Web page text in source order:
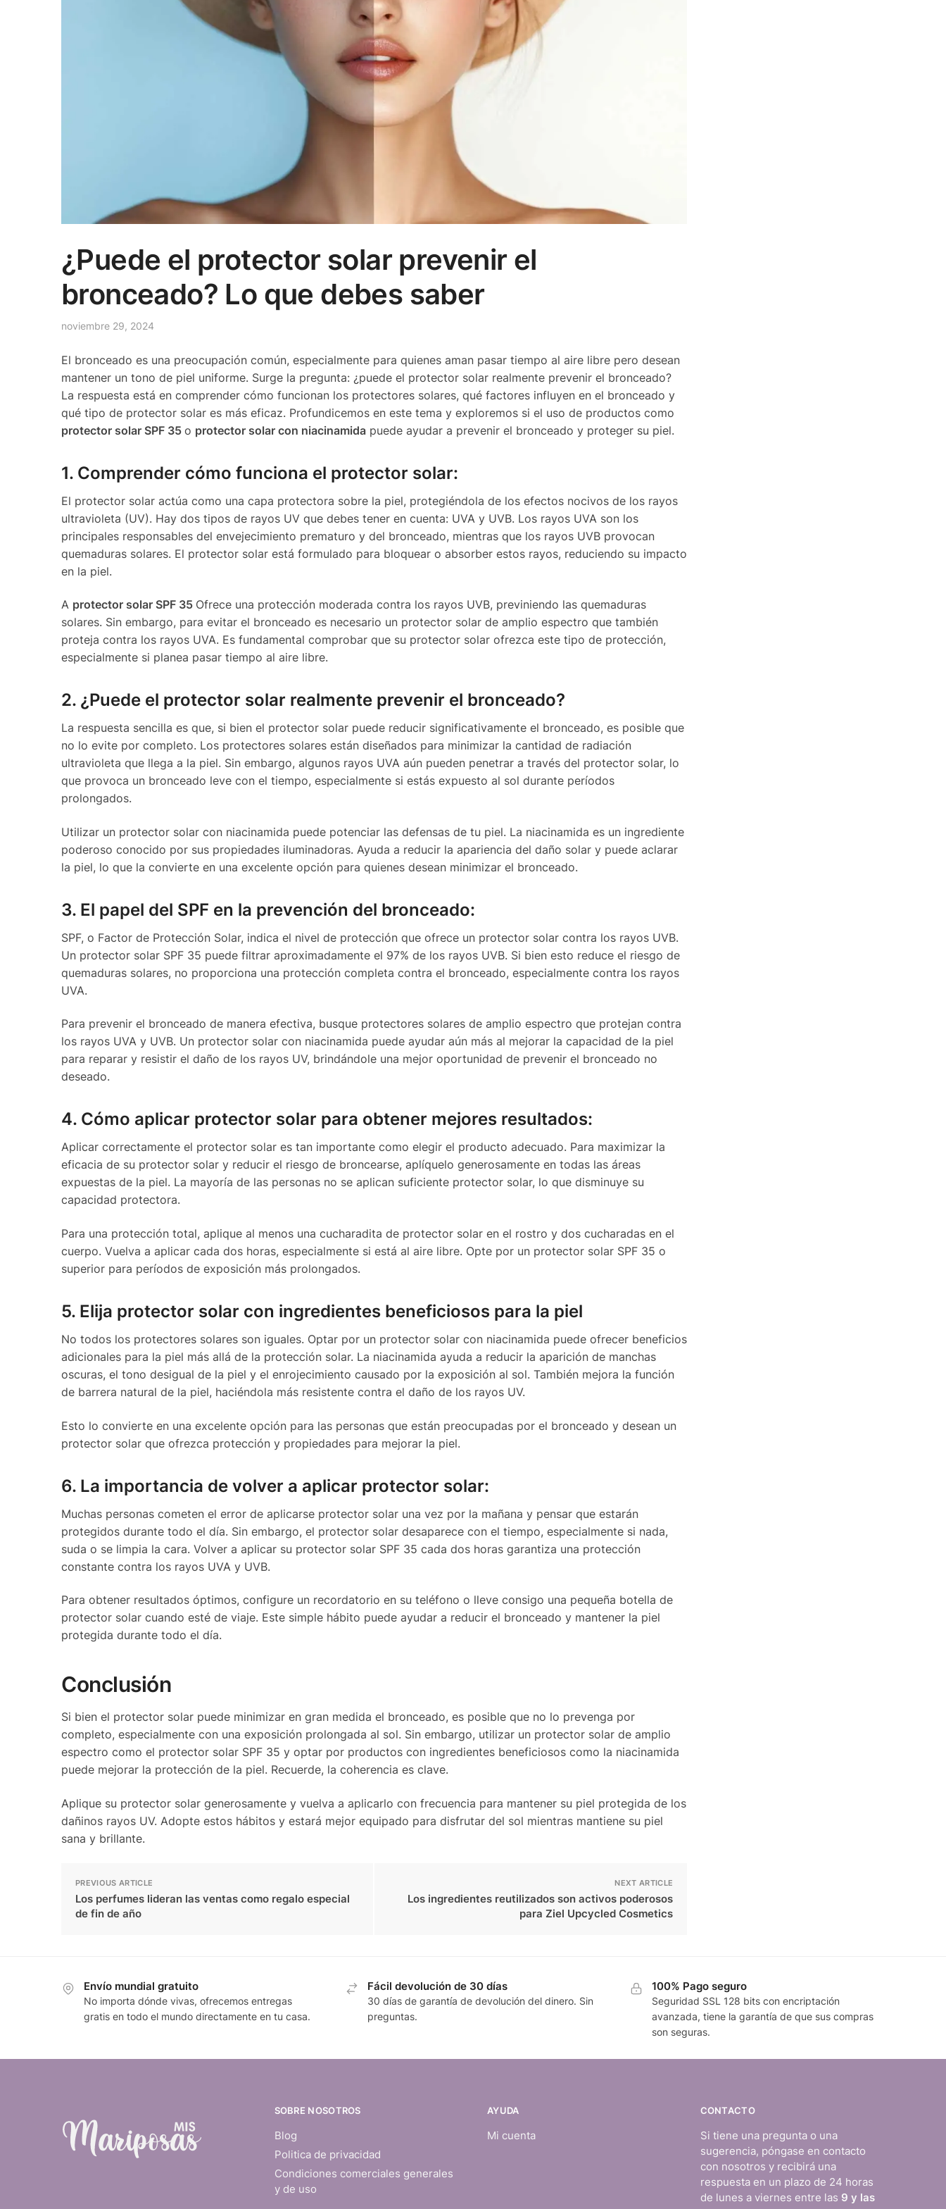
¿Puede el protector solar prevenir el
bronceado? Lo que debes saber
noviembre 29, 2024
El bronceado es una preocupación común, especialmente para quienes aman pasar tiempo al aire libre pero desean
mantener un tono de piel uniforme. Surge la pregunta: ¿puede el protector solar realmente prevenir el bronceado?
La respuesta está en comprender cómo funcionan los protectores solares, qué factores influyen en el bronceado y
qué tipo de protector solar es más eficaz. Profundicemos en este tema y exploremos si el uso de productos como
protector solar SPF 35 o protector solar con niacinamida puede ayudar a prevenir el bronceado y proteger su piel.
1. Comprender cómo funciona el protector solar:
El protector solar actúa como una capa protectora sobre la piel, protegiéndola de los efectos nocivos de los rayos
ultravioleta (UV). Hay dos tipos de rayos UV que debes tener en cuenta: UVA y UVB. Los rayos UVA son los
principales responsables del envejecimiento prematuro y del bronceado, mientras que los rayos UVB provocan
quemaduras solares. El protector solar está formulado para bloquear o absorber estos rayos, reduciendo su impacto
en la piel.
A protector solar SPF 35 Ofrece una protección moderada contra los rayos UVB, previniendo las quemaduras
solares. Sin embargo, para evitar el bronceado es necesario un protector solar de amplio espectro que también
proteja contra los rayos UVA. Es fundamental comprobar que su protector solar ofrezca este tipo de protección,
especialmente si planea pasar tiempo al aire libre.
2. ¿Puede el protector solar realmente prevenir el bronceado?
La respuesta sencilla es que, si bien el protector solar puede reducir significativamente el bronceado, es posible que
no lo evite por completo. Los protectores solares están diseñados para minimizar la cantidad de radiación
ultravioleta que llega a la piel. Sin embargo, algunos rayos UVA aún pueden penetrar a través del protector solar, lo
que provoca un bronceado leve con el tiempo, especialmente si estás expuesto al sol durante períodos
prolongados.
Utilizar un protector solar con niacinamida puede potenciar las defensas de tu piel. La niacinamida es un ingrediente
poderoso conocido por sus propiedades iluminadoras. Ayuda a reducir la apariencia del daño solar y puede aclarar
la piel, lo que la convierte en una excelente opción para quienes desean minimizar el bronceado.
3. El papel del SPF en la prevención del bronceado:
SPF, o Factor de Protección Solar, indica el nivel de protección que ofrece un protector solar contra los rayos UVB.
Un protector solar SPF 35 puede filtrar aproximadamente el 97% de los rayos UVB. Si bien esto reduce el riesgo de
quemaduras solares, no proporciona una protección completa contra el bronceado, especialmente contra los rayos
UVA.
Para prevenir el bronceado de manera efectiva, busque protectores solares de amplio espectro que protejan contra
los rayos UVA y UVB. Un protector solar con niacinamida puede ayudar aún más al mejorar la capacidad de la piel
para reparar y resistir el daño de los rayos UV, brindándole una mejor oportunidad de prevenir el bronceado no
deseado.
4. Cómo aplicar protector solar para obtener mejores resultados:
Aplicar correctamente el protector solar es tan importante como elegir el producto adecuado. Para maximizar la
eficacia de su protector solar y reducir el riesgo de broncearse, aplíquelo generosamente en todas las áreas
expuestas de la piel. La mayoría de las personas no se aplican suficiente protector solar, lo que disminuye su
capacidad protectora.
Para una protección total, aplique al menos una cucharadita de protector solar en el rostro y dos cucharadas en el
cuerpo. Vuelva a aplicar cada dos horas, especialmente si está al aire libre. Opte por un protector solar SPF 35 o
superior para períodos de exposición más prolongados.
5. Elija protector solar con ingredientes beneficiosos para la piel
No todos los protectores solares son iguales. Optar por un protector solar con niacinamida puede ofrecer beneficios
adicionales para la piel más allá de la protección solar. La niacinamida ayuda a reducir la aparición de manchas
oscuras, el tono desigual de la piel y el enrojecimiento causado por la exposición al sol. También mejora la función
de barrera natural de la piel, haciéndola más resistente contra el daño de los rayos UV.
Esto lo convierte en una excelente opción para las personas que están preocupadas por el bronceado y desean un
protector solar que ofrezca protección y propiedades para mejorar la piel.
6. La importancia de volver a aplicar protector solar:
Muchas personas cometen el error de aplicarse protector solar una vez por la mañana y pensar que estarán
protegidos durante todo el día. Sin embargo, el protector solar desaparece con el tiempo, especialmente si nada,
suda o se limpia la cara. Volver a aplicar su protector solar SPF 35 cada dos horas garantiza una protección
constante contra los rayos UVA y UVB.
Para obtener resultados óptimos, configure un recordatorio en su teléfono o lleve consigo una pequeña botella de
protector solar cuando esté de viaje. Este simple hábito puede ayudar a reducir el bronceado y mantener la piel
protegida durante todo el día.
Conclusión
Si bien el protector solar puede minimizar en gran medida el bronceado, es posible que no lo prevenga por
completo, especialmente con una exposición prolongada al sol. Sin embargo, utilizar un protector solar de amplio
espectro como el protector solar SPF 35 y optar por productos con ingredientes beneficiosos como la niacinamida
puede mejorar la protección de la piel. Recuerde, la coherencia es clave.
Aplique su protector solar generosamente y vuelva a aplicarlo con frecuencia para mantener su piel protegida de los
dañinos rayos UV. Adopte estos hábitos y estará mejor equipado para disfrutar del sol mientras mantiene su piel
sana y brillante.
PREVIOUS ARTICLE
Los perfumes lideran las ventas como regalo especial
de fin de año
NEXT ARTICLE
Los ingredientes reutilizados son activos poderosos
para Ziel Upcycled Cosmetics
Envío mundial gratuito
No importa dónde vivas, ofrecemos entregas
gratis en todo el mundo directamente en tu casa.
Fácil devolución de 30 días
30 días de garantía de devolución del dinero. Sin
preguntas.
100% Pago seguro
Seguridad SSL 128 bits con encriptación
avanzada, tiene la garantía de que sus compras
son seguras.
SOBRE NOSOTROS
Blog
Politica de privacidad
Condiciones comerciales generales
y de uso
AYUDA
Mi cuenta
CONTACTO
Si tiene una pregunta o una
sugerencia, póngase en contacto
con nosotros y recibirá una
respuesta en un plazo de 24 horas
de lunes a viernes entre las 9 y las